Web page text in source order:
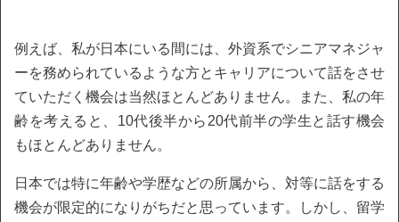
例えば、私が日本にいる間には、外資系でシニアマネジャ
ーを務められているような方とキャリアについて話をさせ
ていただく機会は当然ほとんどありません。また、私の年
齢を考えると、10代後半から20代前半の学生と話す機会
もほとんどありません。
日本では特に年齢や学歴などの所属から、対等に話をする
機会が限定的になりがちだと思っています。しかし、留学